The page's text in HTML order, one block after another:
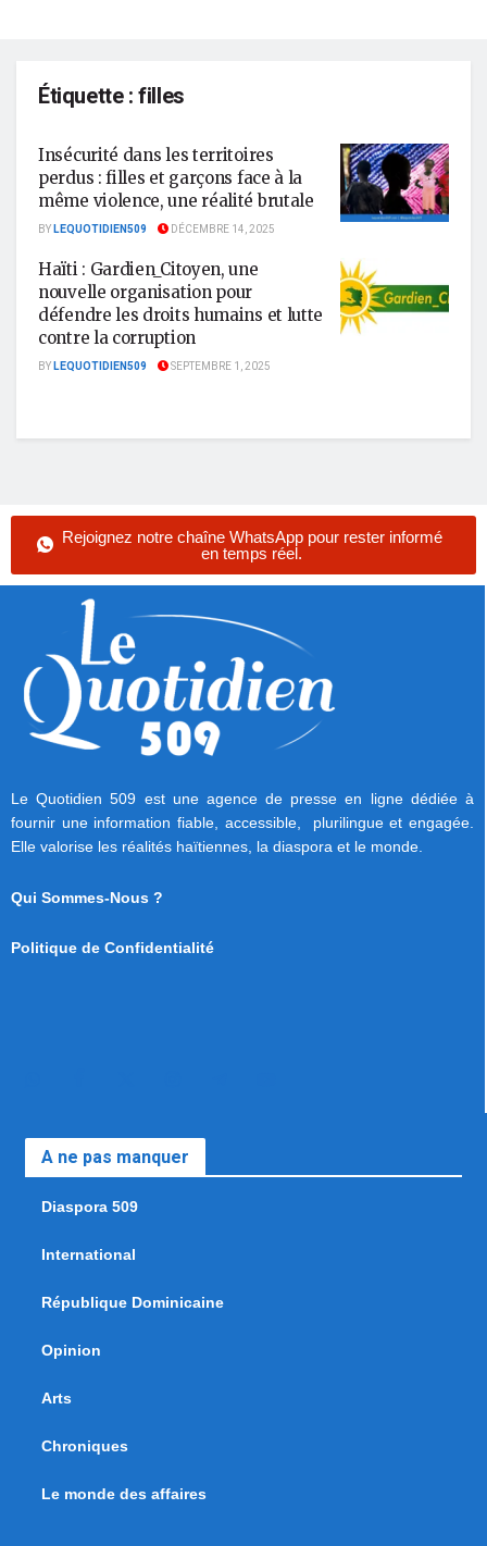
Étiquette :filles
Insécurité dans les territoires
perdus : filles et garçons face à la
même violence, une réalité brutale
BYLEQUOTIDIEN509 DÉCEMBRE 14, 2025
Haïti : Gardien_Citoyen, une
nouvelle organisation pour
défendre les droits humains et lutte
contre la corruption
BYLEQUOTIDIEN509 SEPTEMBRE 1, 2025
Rejoignez notre chaîne WhatsApp pour rester informé
en temps réel.
Le Quotidien 509 est une agence de presse en ligne dédiée à
fournir une information fiable, accessible, plurilingue et engagée.
Elle valorise les réalités haïtiennes, la diaspora et le monde.
Qui Sommes-Nous ?
Politique de Confidentialité
A ne pas manquer
Diaspora 509
International
République Dominicaine
Opinion
Arts
Chroniques
Le monde des affaires